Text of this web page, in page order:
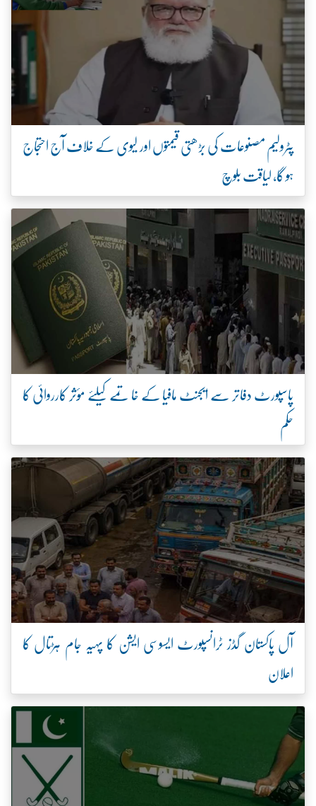
پٹرولیم مصنوعات کی بڑھتی قیمتوں اور لیوی کے خلاف آج احتجاج
ہو گا، لیاقت بلوچ
پاسپورٹ دفاتر سے ایجنٹ مافیا کے خاتمے کیلئے مؤثر کارروائی کا
حکم
آل پاکستان گڈز ٹرانسپورٹ ایسوسی ایشن کا پہیہ جام ہڑتال کا
اعلان